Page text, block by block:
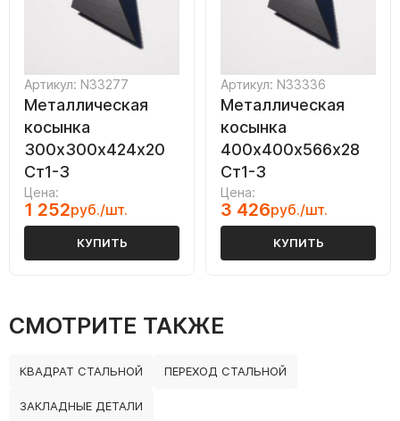
Артикул: N33277
Металлическая
косынка
300х300х424х20
Ст1-3
Цена:
1 252руб./шт.
КУПИТЬ
Артикул: N33336
Металлическая
косынка
400х400х566х28
Ст1-3
Цена:
3 426руб./шт.
КУПИТЬ
СМОТРИТЕ ТАКЖЕ
КВАДРАТ СТАЛЬНОЙ ПЕРЕХОД СТАЛЬНОЙ
ЗАКЛАДНЫЕ ДЕТАЛИ